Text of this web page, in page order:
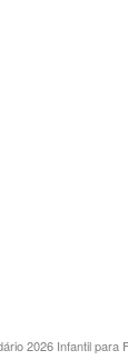
2026 Infantil para